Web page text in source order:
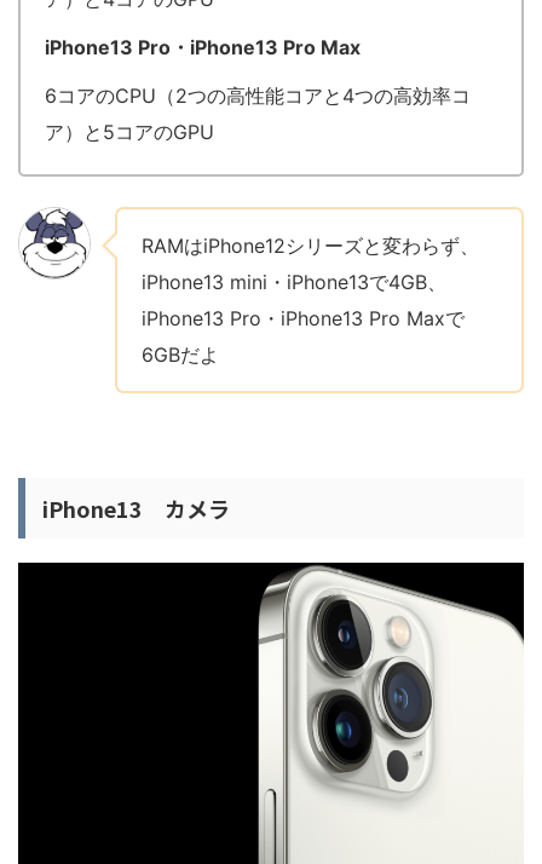
iPhone13 Pro・iPhone13 Pro Max
6コアのCPU（2つの高性能コアと4つの高効率コ
ア）と5コアのGPU
RAMはiPhone12シリーズと変わらず、
iPhone13 mini・iPhone13で4GB、
iPhone13 Pro・iPhone13 Pro Maxで
6GBだよ
iPhone13 カメラ